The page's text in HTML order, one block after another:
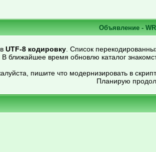
Объявление -
UTF-8 кодировку. Список
В ближайшее время обновлю каталог
пишите что модернизировать в
Планирую